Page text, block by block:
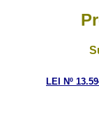
LEI Nº